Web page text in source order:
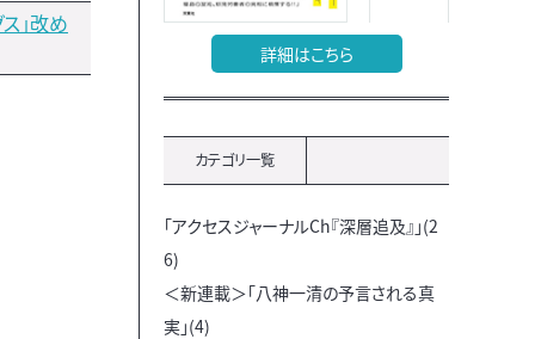
」改め
詳細はこちら
カテゴリ一覧
「アクセスジャーナルCh『深層追及』」(2
6)
＜新連載＞「八神一清の予言される真
実」(4)